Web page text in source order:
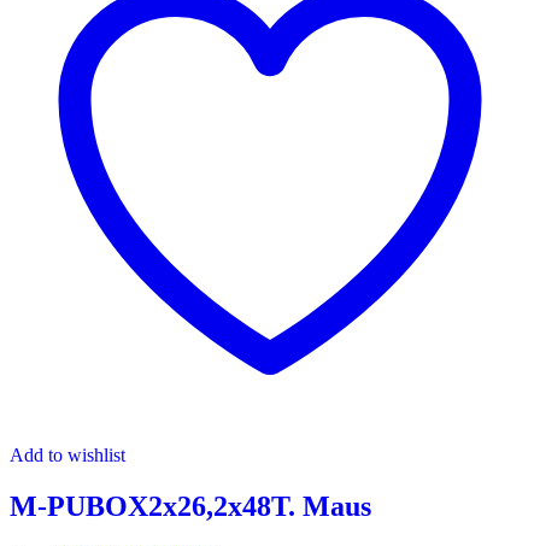
Add to wishlist
M-PUBOX2x26,2x48T. Maus